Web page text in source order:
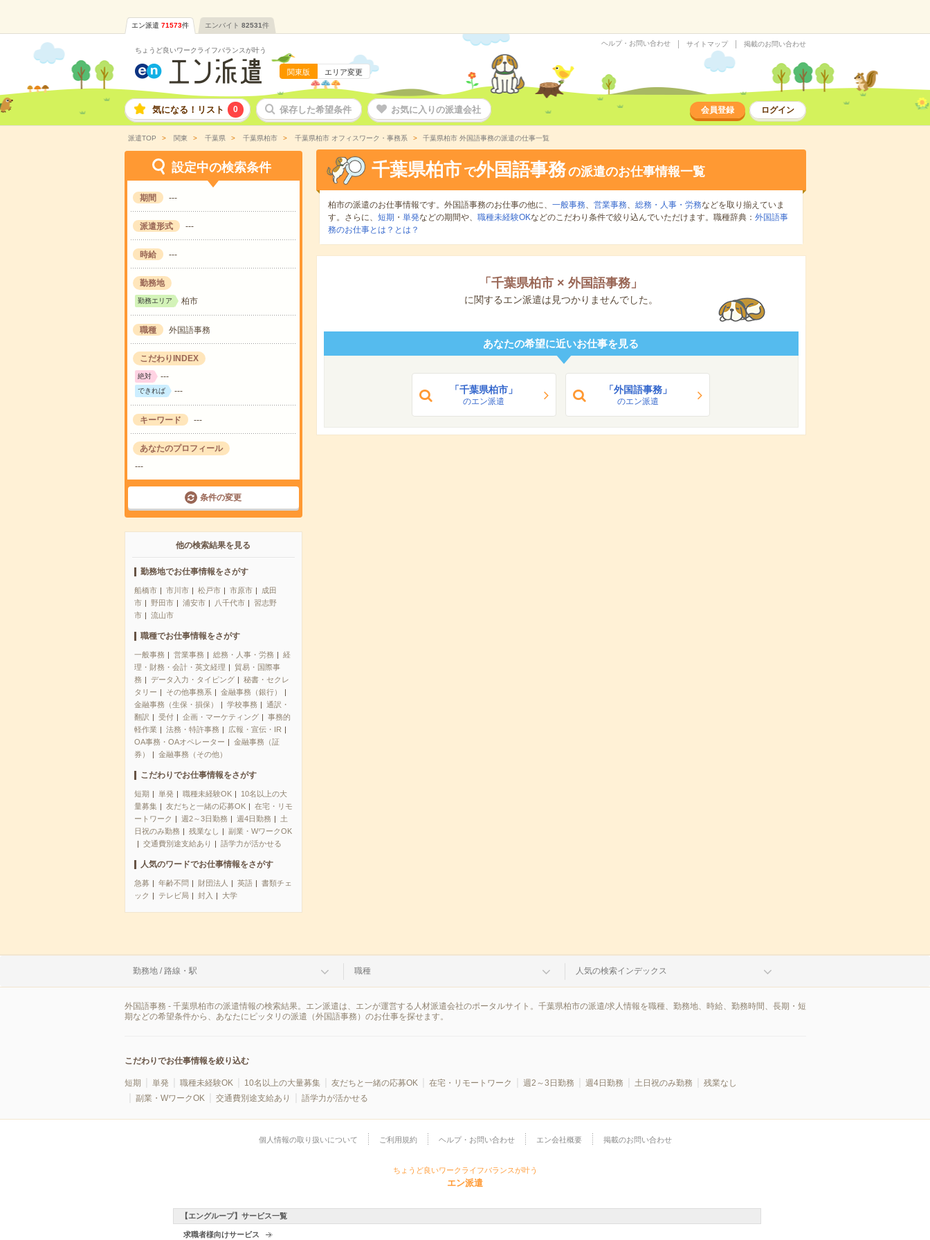
エン派遣 71573件 エンバイト 82531件
ちょうど良いワークライフバランスが叶う
関東版 エリア変更
ヘルプ・お問い合わせ サイトマップ 掲載のお問い合わせ
気になる！リスト 0 保存した希望条件 お気に入りの派遣会社 会員登録 ログイン
派遣TOP 関東 千葉県 千葉県柏市 千葉県柏市 オフィスワーク・事務系 千葉県柏市 外国語事務の派遣の仕事一覧
設定中の検索条件
期間 ---
派遣形式 ---
時給 ---
勤務地
勤務エリア 柏市
職種 外国語事務
こだわりINDEX
絶対 ---
できれば ---
キーワード ---
あなたのプロフィール
---
条件の変更
他の検索結果を見る
勤務地でお仕事情報をさがす
船橋市 市川市 松戸市 市原市
成田
市
野田市 浦安市 八千代市
習志野
市
流山市
職種でお仕事情報をさがす
一般事務 営業事務 総務・人事・労務
経
理・財務・会計・英文経理
貿易・国際事
務
データ入力・タイピング
秘書・セクレ
タリー
その他事務系
金融事務（銀行）
金融事務（生保・損保）
学校事務
通訳・
翻訳
受付 企画・マーケティング
事務的
軽作業
法務・特許事務
広報・宣伝・IR
OA事務・OAオペレーター
金融事務（証
券）
金融事務（その他）
こだわりでお仕事情報をさがす
短期 単発 職種未経験OK
10名以上の大
量募集
友だちと一緒の応募OK
在宅・リモ
ートワーク
週2～3日勤務 週4日勤務
土
日祝のみ勤務
残業なし
副業・WワークOK
交通費別途支給あり
語学力が活かせる
人気のワードでお仕事情報をさがす
急募 年齢不問 財団法人 英語
書類チェ
ック
テレビ局 封入 大学
千葉県柏市 で外国語事務の派遣のお仕事情報一覧
柏市の派遣のお仕事情報です。外国語事務のお仕事の他に、 一般事務、 営業事務、 総務・人事・労務などを取り揃えていま
す。さらに、 短期 ・ 単発などの期間や、 職種未経験OKなどのこだわり条件で絞り込んでいただけます。職種辞典： 外国語事
務のお仕事とは？とは？
「 千葉県柏市 × 外国語事務 」
に関するエン派遣は見つかりませんでした。
あなたの希望に近いお仕事を見る
「千葉県柏市」
のエン派遣
「外国語事務」
のエン派遣
勤務地 / 路線・駅 職種 人気の検索インデックス
外国語事務 - 千葉県柏市の派遣情報の検索結果。エン派遣は、エンが運営する人材派遣会社のポータルサイト。千葉県柏市の派遣/求人情報を職種、勤務地、時給、勤務時間、長期・短
期などの希望条件から、あなたにピッタリの派遣（外国語事務）のお仕事を探せます。
こだわりでお仕事情報を絞り込む
短期 単発 職種未経験OK 10名以上の大量募集 友だちと一緒の応募OK 在宅・リモートワーク 週2～3日勤務 週4日勤務 土日祝のみ勤務
残業なし
副業・WワークOK
交通費別途支給あり 語学力が活かせる
個人情報の取り扱いについて ご利用規約 ヘルプ・お問い合わせ エン会社概要 掲載のお問い合わせ
ちょうど良いワークライフバランスが叶う
エン派遣
【エングループ】サービス一覧
求職者様向けサービス